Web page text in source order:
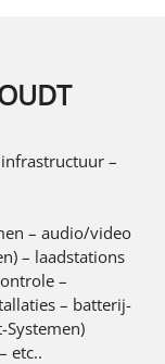
–
– audio/video
– laadstations
–
– batterij-
Systemen)
etc..